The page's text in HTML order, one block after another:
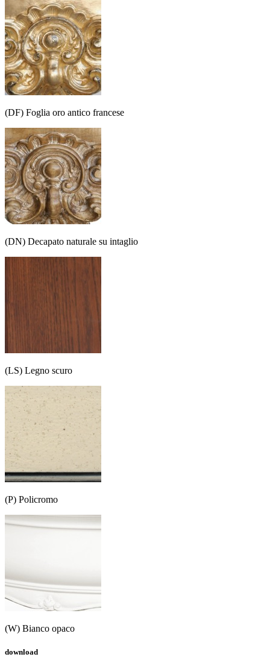
(DF) Foglia oro antico francese
(DN) Decapato naturale su intaglio
(LS) Legno scuro
(P) Policromo
(W) Bianco opaco
download